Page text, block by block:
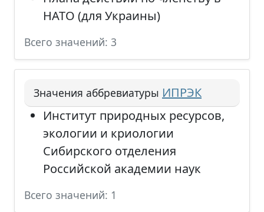
НАТО (для Украины)
Всего значений: 3
Значения аббревиатуры ИПРЭК
Институт природных ресурсов,
экологии и криологии
Сибирского отделения
Российской академии наук
Всего значений: 1